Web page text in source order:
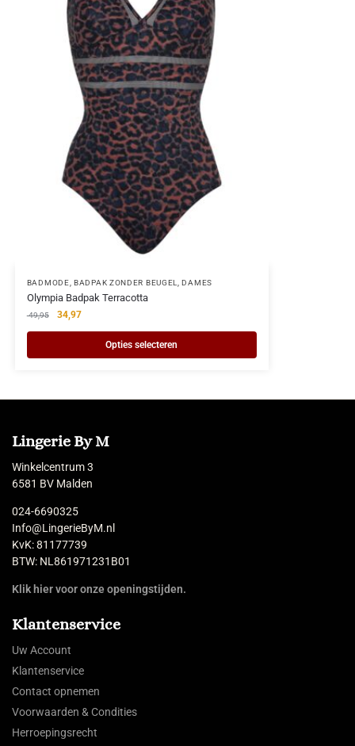
BADMODE, BADPAK ZONDER BEUGEL, DAMES
Olympia Badpak Terracotta
49,95 34,97
Opties selecteren
Lingerie By M
Winkelcentrum 3
6581 BV Malden
024-6690325
Info@LingerieByM.nl
KvK: 81177739
BTW: NL861971231B01
Klik hier voor onze openingstijden.
Klantenservice
Uw Account
Klantenservice
Contact opnemen
Voorwaarden & Condities
Herroepingsrecht